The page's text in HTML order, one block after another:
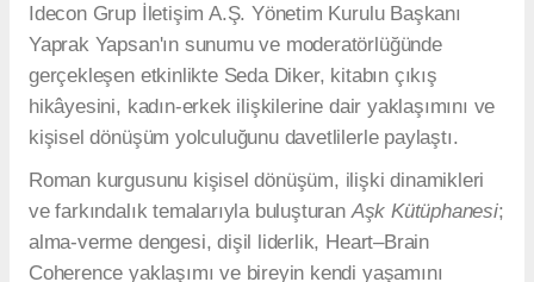
Idecon Grup İletişim A.Ş. Yönetim Kurulu Başkanı
Yaprak Yapsan'ın sunumu ve moderatörlüğünde
gerçekleşen etkinlikte Seda Diker, kitabın çıkış
hikâyesini, kadın-erkek ilişkilerine dair yaklaşımını ve
kişisel dönüşüm yolculuğunu davetlilerle paylaştı.
Roman kurgusunu kişisel dönüşüm, ilişki dinamikleri
ve farkındalık temalarıyla buluşturan Aşk Kütüphanesi;
alma-verme dengesi, dişil liderlik, Heart–Brain
Coherence yaklaşımı ve bireyin kendi yaşamını